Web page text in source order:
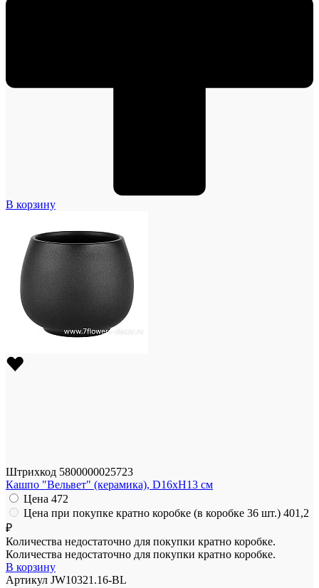
В корзину
Штрихкод 5800000025723
Кашпо "Вельвет" (керамика), D16xH13 см
Цена 472
Цена при покупке кратно коробке (в коробке 36 шт.) 401,2
₽
Количества недостаточно для покупки кратно коробке.
Количества недостаточно для покупки кратно коробке.
В корзину
Артикул JW10321.16-BL